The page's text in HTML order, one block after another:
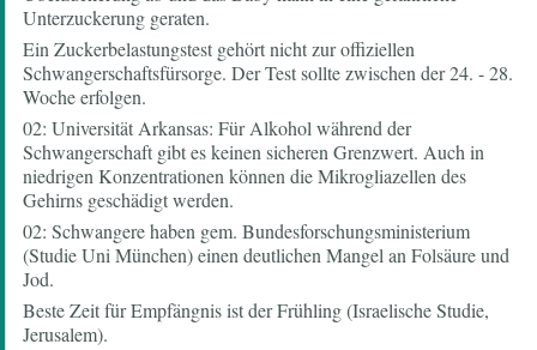
Unterzuckerung geraten.
Ein Zuckerbelastungstest gehört nicht zur offiziellen
Schwangerschaftsfürsorge. Der Test sollte zwischen der 24. - 28.
Woche erfolgen.
02: Universität Arkansas: Für Alkohol während der
Schwangerschaft gibt es keinen sicheren Grenzwert. Auch in
niedrigen Konzentrationen können die Mikrogliazellen des
Gehirns geschädigt werden.
02: Schwangere haben gem. Bundesforschungsministerium
(Studie Uni München) einen deutlichen Mangel an Folsäure und
Jod.
Beste Zeit für Empfängnis ist der Frühling (Israelische Studie,
Jerusalem).